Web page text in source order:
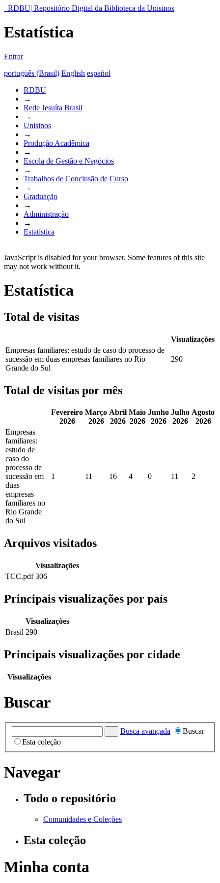
RDBU| Repositório Digital da Biblioteca da Unisinos
Estatística
Entrar
português (Brasil) English español
RDBU
→
Rede Jesuíta Brasil
→
Unisinos
→
Produção Acadêmica
→
Escola de Gestão e Negócios
→
Trabalhos de Conclusão de Curso
→
Graduação
→
Administração
→
Estatística
JavaScript is disabled for your browser. Some features of this site
may not work without it.
Estatística
Total de visitas
Visualizações
Empresas familiares: estudo de caso do processo de
sucessão em duas empresas familiares no Rio
Grande do Sul
290
Total de visitas por mês
Fevereiro
2026
Março
2026
Abril
2026
Maio
2026
Junho
2026
Julho
2026
Agosto
2026
Empresas
familiares:
estudo de
caso do
processo de
sucessão em
duas
empresas
familiares no
Rio Grande
do Sul
1 11 16 4 0 11 2
Arquivos visitados
Visualizações
TCC.pdf 306
Principais visualizações por país
Visualizações
Brasil 290
Principais visualizações por cidade
Visualizações
Buscar
Busca avançada
Buscar
Esta coleção
Navegar
Todo o repositório
Comunidades e Coleções
Esta coleção
Minha conta